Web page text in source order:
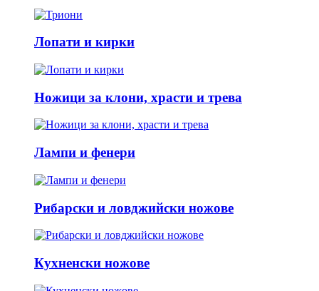
Лопати и кирки
Ножици за клони, храсти и трева
Лампи и фенери
Рибарски и ловджийски ножове
Кухненски ножове